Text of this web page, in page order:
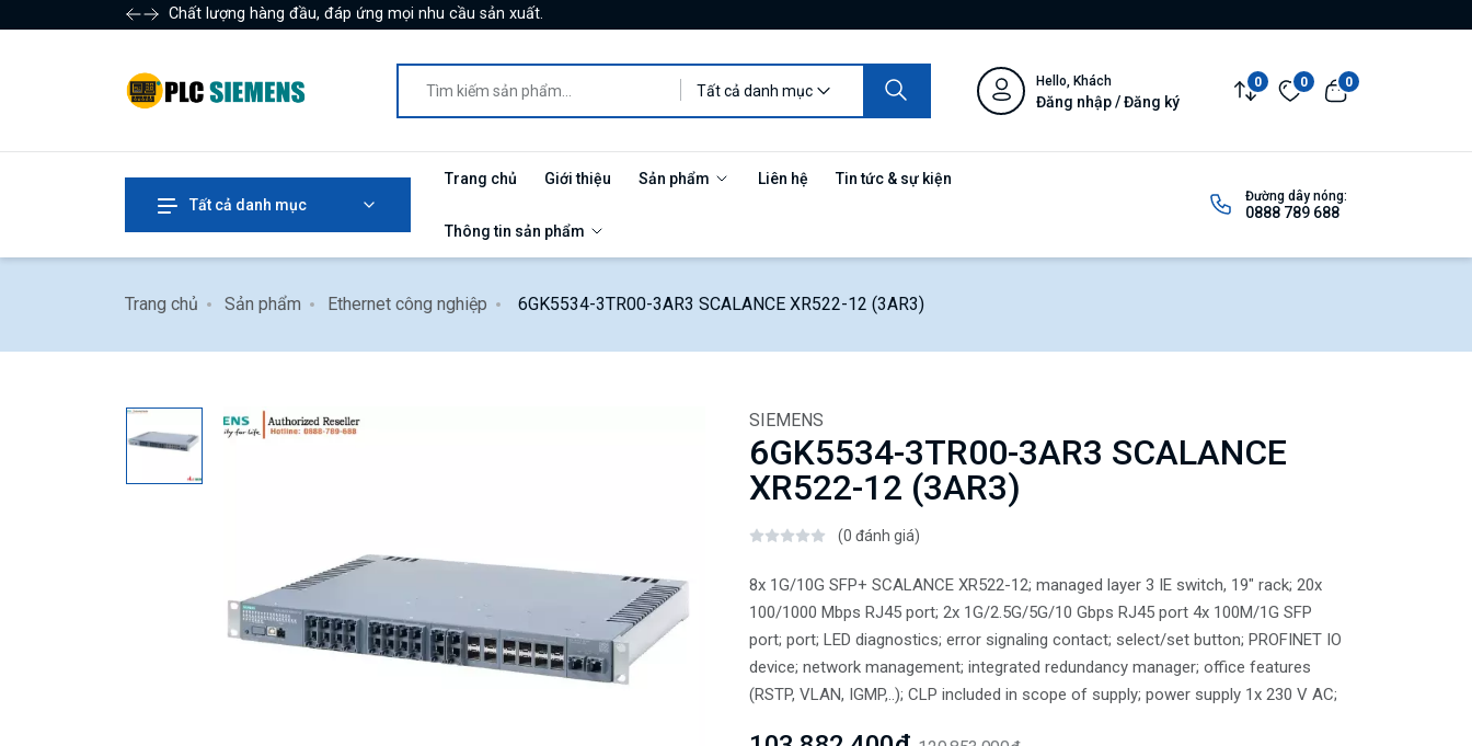
Chất lượng hàng đầu, đáp ứng mọi nhu cầu sản xuất.
Tất cả danh mục
Hello, Khách
Đăng nhập / Đăng ký
0 0 0
Tất cả danh mục
Trang chủ Giới thiệu Sản phẩm Liên hệ Tin tức & sự kiện
Thông tin sản phẩm
Đường dây nóng:
0888 789 688
Trang chủ Sản phẩm Ethernet công nghiệp 6GK5534-3TR00-3AR3 SCALANCE XR522-12 (3AR3)
SIEMENS
6GK5534-3TR00-3AR3 SCALANCE
XR522-12 (3AR3)
(0 đánh giá)
8x 1G/10G SFP+ SCALANCE XR522-12; managed layer 3 IE switch, 19" rack; 20x
100/1000 Mbps RJ45 port; 2x 1G/2.5G/5G/10 Gbps RJ45 port 4x 100M/1G SFP
port; port; LED diagnostics; error signaling contact; select/set button; PROFINET IO
device; network management; integrated redundancy manager; office features
(RSTP, VLAN, IGMP,..); CLP included in scope of supply; power supply 1x 230 V AC;